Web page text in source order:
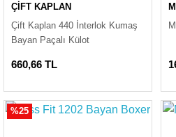
ÇİFT KAPLAN
Çift Kaplan 440 İnterlok Kumaş
Bayan Paçalı Külot
660,66 TL
%25